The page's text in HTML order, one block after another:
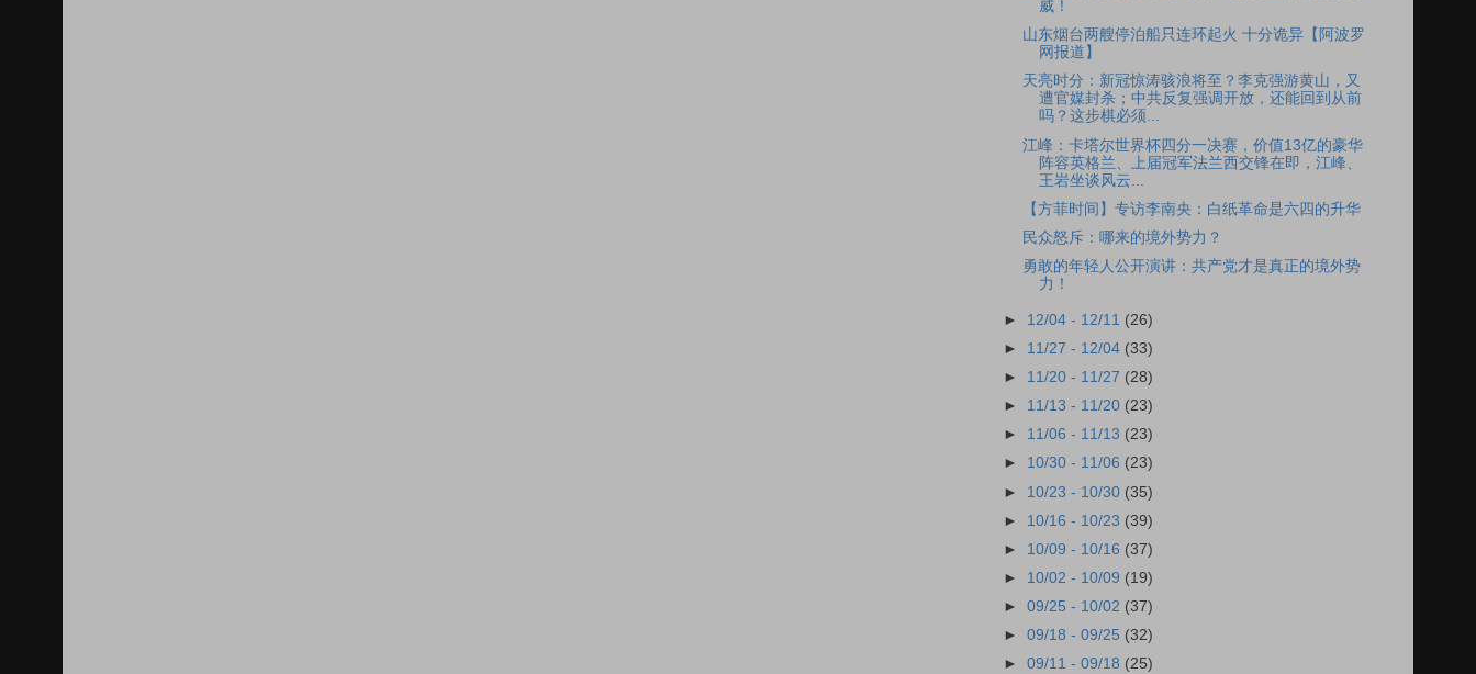
威！
山东烟台两艘停泊船只连环起火 十分诡异【阿波罗
网报道】
天亮时分：新冠惊涛骇浪将至？李克强游黄山，又
遭官媒封杀；中共反复强调开放，还能回到从前
吗？这步棋必须...
江峰：卡塔尔世界杯四分一决赛，价值13亿的豪华
阵容英格兰、上届冠军法兰西交锋在即，江峰、
王岩坐谈风云...
【方菲时间】专访李南央：白纸革命是六四的升华
民众怒斥：哪来的境外势力？
勇敢的年轻人公开演讲：共产党才是真正的境外势
力！
► 12/04 - 12/11 (26)
► 11/27 - 12/04 (33)
► 11/20 - 11/27 (28)
► 11/13 - 11/20 (23)
► 11/06 - 11/13 (23)
► 10/30 - 11/06 (23)
► 10/23 - 10/30 (35)
► 10/16 - 10/23 (39)
► 10/09 - 10/16 (37)
► 10/02 - 10/09 (19)
►09/25 - 10/02 (37)
►09/18 - 09/25 (32)
►09/11 - 09/18 (25)